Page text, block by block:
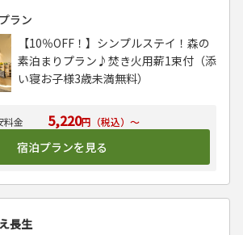
5,220円（税込）～
宿泊プランを見る
ラン
【10％OFF！】シンプルステイ！森の
素泊まりプラン♪焚き火用薪1束付（添
い寝お子様3歳未満無料）
長生